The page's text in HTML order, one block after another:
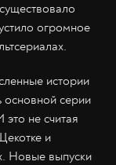
огромное
истории
серии
не считая
и
Новые выпуски